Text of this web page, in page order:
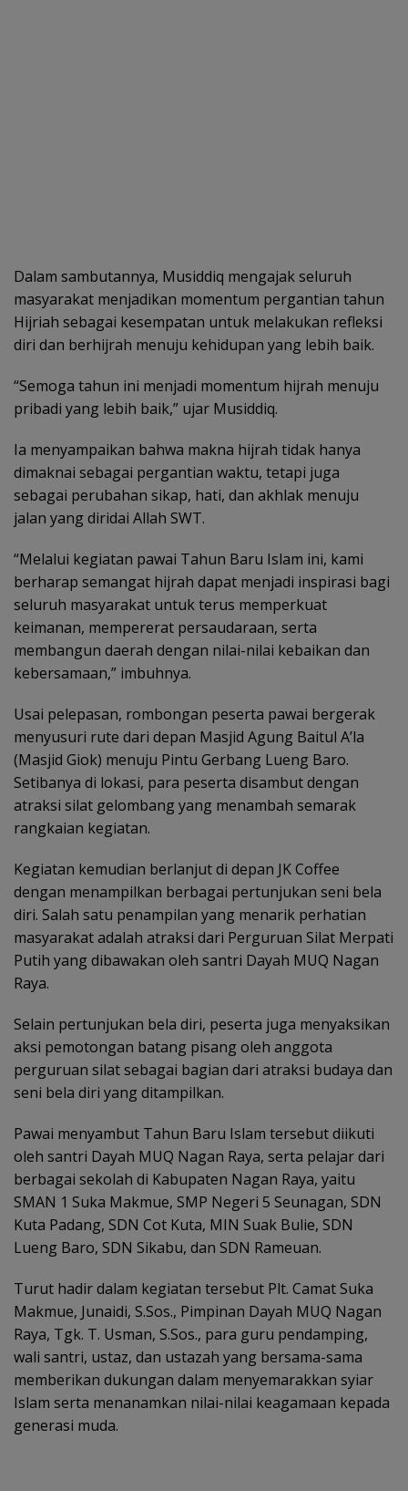
Dalam sambutannya, Musiddiq mengajak seluruh
masyarakat menjadikan momentum pergantian tahun
Hijriah sebagai kesempatan untuk melakukan refleksi
diri dan berhijrah menuju kehidupan yang lebih baik.
“Semoga tahun ini menjadi momentum hijrah menuju
pribadi yang lebih baik,” ujar Musiddiq.
Ia menyampaikan bahwa makna hijrah tidak hanya
dimaknai sebagai pergantian waktu, tetapi juga
sebagai perubahan sikap, hati, dan akhlak menuju
jalan yang diridai Allah SWT.
“Melalui kegiatan pawai Tahun Baru Islam ini, kami
berharap semangat hijrah dapat menjadi inspirasi bagi
seluruh masyarakat untuk terus memperkuat
keimanan, mempererat persaudaraan, serta
membangun daerah dengan nilai-nilai kebaikan dan
kebersamaan,” imbuhnya.
Usai pelepasan, rombongan peserta pawai bergerak
menyusuri rute dari depan Masjid Agung Baitul A’la
(Masjid Giok) menuju Pintu Gerbang Lueng Baro.
Setibanya di lokasi, para peserta disambut dengan
atraksi silat gelombang yang menambah semarak
rangkaian kegiatan.
Kegiatan kemudian berlanjut di depan JK Coffee
dengan menampilkan berbagai pertunjukan seni bela
diri. Salah satu penampilan yang menarik perhatian
masyarakat adalah atraksi dari Perguruan Silat Merpati
Putih yang dibawakan oleh santri Dayah MUQ Nagan
Raya.
Selain pertunjukan bela diri, peserta juga menyaksikan
aksi pemotongan batang pisang oleh anggota
perguruan silat sebagai bagian dari atraksi budaya dan
seni bela diri yang ditampilkan.
Pawai menyambut Tahun Baru Islam tersebut diikuti
oleh santri Dayah MUQ Nagan Raya, serta pelajar dari
berbagai sekolah di Kabupaten Nagan Raya, yaitu
SMAN 1 Suka Makmue, SMP Negeri 5 Seunagan, SDN
Kuta Padang, SDN Cot Kuta, MIN Suak Bulie, SDN
Lueng Baro, SDN Sikabu, dan SDN Rameuan.
Turut hadir dalam kegiatan tersebut Plt. Camat Suka
Makmue, Junaidi, S.Sos., Pimpinan Dayah MUQ Nagan
Raya, Tgk. T. Usman, S.Sos., para guru pendamping,
wali santri, ustaz, dan ustazah yang bersama-sama
memberikan dukungan dalam menyemarakkan syiar
Islam serta menanamkan nilai-nilai keagamaan kepada
generasi muda.